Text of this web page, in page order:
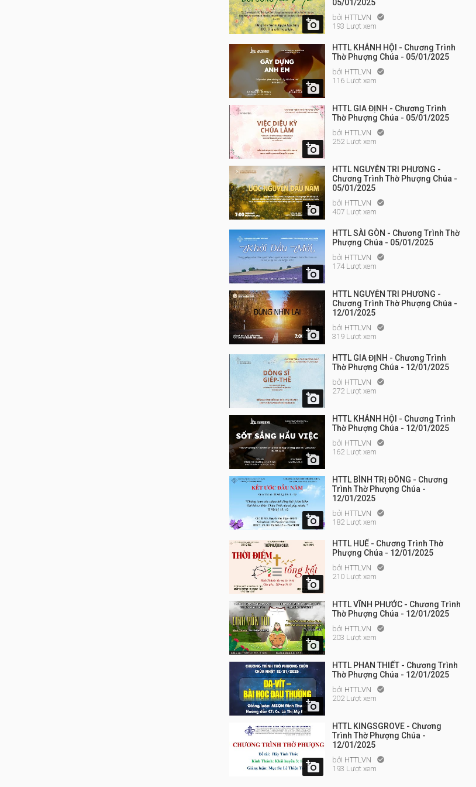

05/01/2025
bởi HTTLVN 
193 Lượt xem

HTTL KHÁNH HỘI - Chương Trình
Thờ Phượng Chúa - 05/01/2025
bởi HTTLVN 
116 Lượt xem

HTTL GIA ĐỊNH - Chương Trình
Thờ Phượng Chúa - 05/01/2025
bởi HTTLVN 
252 Lượt xem

HTTL NGUYỄN TRI PHƯƠNG -
Chương Trình Thờ Phượng Chúa -
05/01/2025
bởi HTTLVN 
407 Lượt xem

HTTL SÀI GÒN - Chương Trình Thờ
Phượng Chúa - 05/01/2025
bởi HTTLVN 
174 Lượt xem

HTTL NGUYỄN TRI PHƯƠNG -
Chương Trình Thờ Phượng Chúa -
12/01/2025
bởi HTTLVN 
319 Lượt xem

HTTL GIA ĐỊNH - Chương Trình
Thờ Phượng Chúa - 12/01/2025
bởi HTTLVN 
272 Lượt xem

HTTL KHÁNH HỘI - Chương Trình
Thờ Phượng Chúa - 12/01/2025
bởi HTTLVN 
162 Lượt xem

HTTL BÌNH TRỊ ĐÔNG - Chương
Trình Thờ Phượng Chúa -
12/01/2025
bởi HTTLVN 
182 Lượt xem

HTTL HUẾ - Chương Trình Thờ
Phượng Chúa - 12/01/2025
bởi HTTLVN 
210 Lượt xem

HTTL VĨNH PHƯỚC - Chương Trình
Thờ Phượng Chúa - 12/01/2025
bởi HTTLVN 
203 Lượt xem

HTTL PHAN THIẾT - Chương Trình
Thờ Phượng Chúa - 12/01/2025
bởi HTTLVN 
202 Lượt xem

HTTL KINGSGROVE - Chương
Trình Thờ Phượng Chúa -
12/01/2025
bởi HTTLVN 
193 Lượt xem